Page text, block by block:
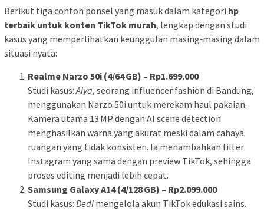
Berikut tiga contoh ponsel yang masuk dalam kategori hp
terbaik untuk konten TikTok murah, lengkap dengan studi
kasus yang memperlihatkan keunggulan masing‑masing dalam
situasi nyata:
Realme Narzo 50i (4/64 GB) – Rp1.699.000
Studi kasus:Alya, seorang influencer fashion di Bandung,
menggunakan Narzo 50i untuk merekam haul pakaian.
Kamera utama 13 MP dengan AI scene detection
menghasilkan warna yang akurat meski dalam cahaya
ruangan yang tidak konsisten. Ia menambahkan filter
Instagram yang sama dengan preview TikTok, sehingga
proses editing menjadi lebih cepat.
Samsung Galaxy A14 (4/128 GB) – Rp2.099.000
Studi kasus: Dedi mengelola akun TikTok edukasi sains.